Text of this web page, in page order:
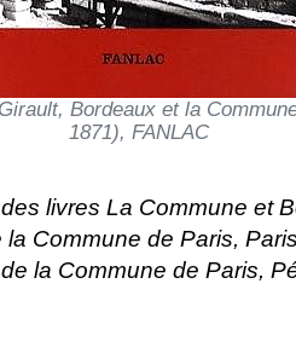
Bordeaux et la
1871), FANLAC
livres La Commune
Commune de Paris,
la Commune de Paris,